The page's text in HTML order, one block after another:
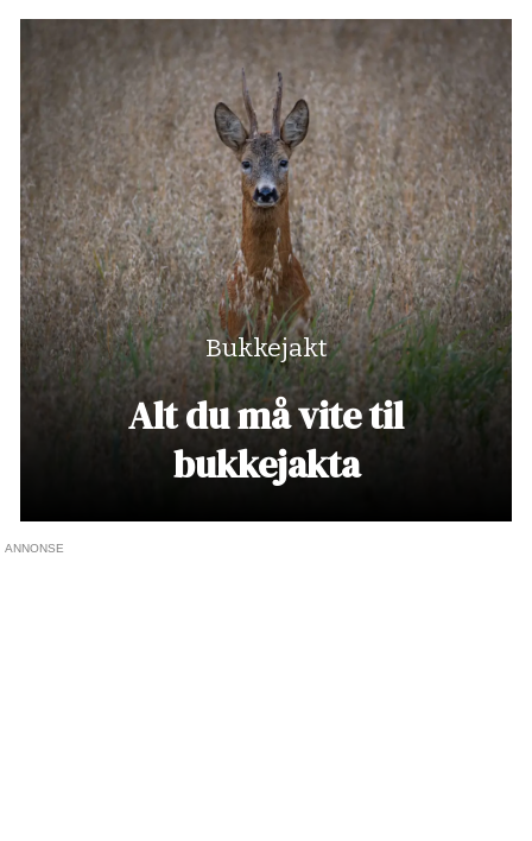
Bukkejakt
Alt du må vite til
bukkejakta
ANNONSE